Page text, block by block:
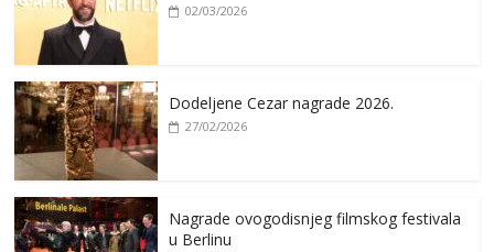
02/03/2026
Dodeljene Cezar nagrade 2026.
27/02/2026
Nagrade ovogodisnjeg filmskog festivala
u Berlinu